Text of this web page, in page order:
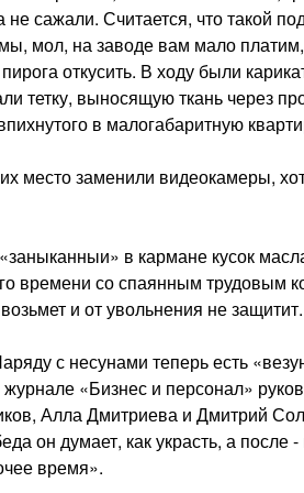
сажали. Считается, что такой
мол, на заводе вам мало
отку­сить. В ходу были
тетку, выносящую ткань через
в малогабаритную
место за­менили видеокамеры,
в карма­не кусок
времени со спаянным трудо­вым
и от увольнения не защитит.
с несу­нами теперь есть
«Бизнес и персонал»
Алла Дмитриева и Дмитрий
он думает, как украсть, а после
время».